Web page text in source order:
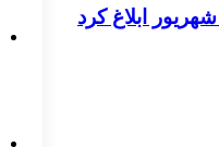
ابلاغ کرد